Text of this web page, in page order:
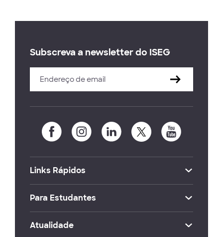
Subscreva a newsletter do ISEG
Links Rápidos
Para Estudantes
Atualidade